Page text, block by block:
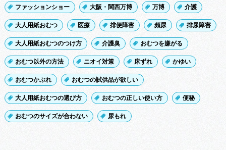
ファッションショー 大阪・関西万博 万博 介護
大人用紙おむつ 医療 排便障害 頻尿 排尿障害
大人用紙おむつのつけ方 介護臭 おむつを嫌がる
おむつ以外の方法 ニオイ対策 床ずれ かゆい
おむつかぶれ おむつの試供品が欲しい
大人用紙おむつの選び方 おむつの正しい使い方 便秘
おむつのサイズが合わない 尿もれ